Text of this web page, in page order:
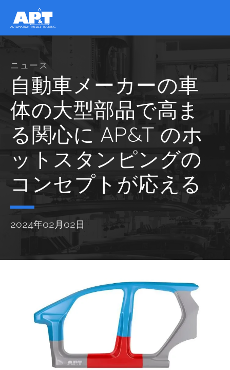
ニュース
自動車メーカーの車
体の大型部品で高ま
る関心に AP&T のホ
ットスタンピングの
コンセプトが応える
2024年02月02日